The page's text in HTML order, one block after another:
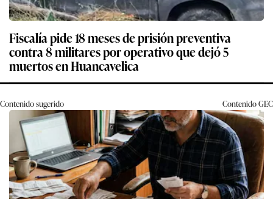
Fiscalía pide 18 meses de prisión preventiva
contra 8 militares por operativo que dejó 5
muertos en Huancavelica
Contenido sugerido ContenidoGEC